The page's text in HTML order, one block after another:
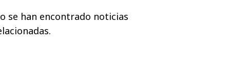
se han encontrado noticias